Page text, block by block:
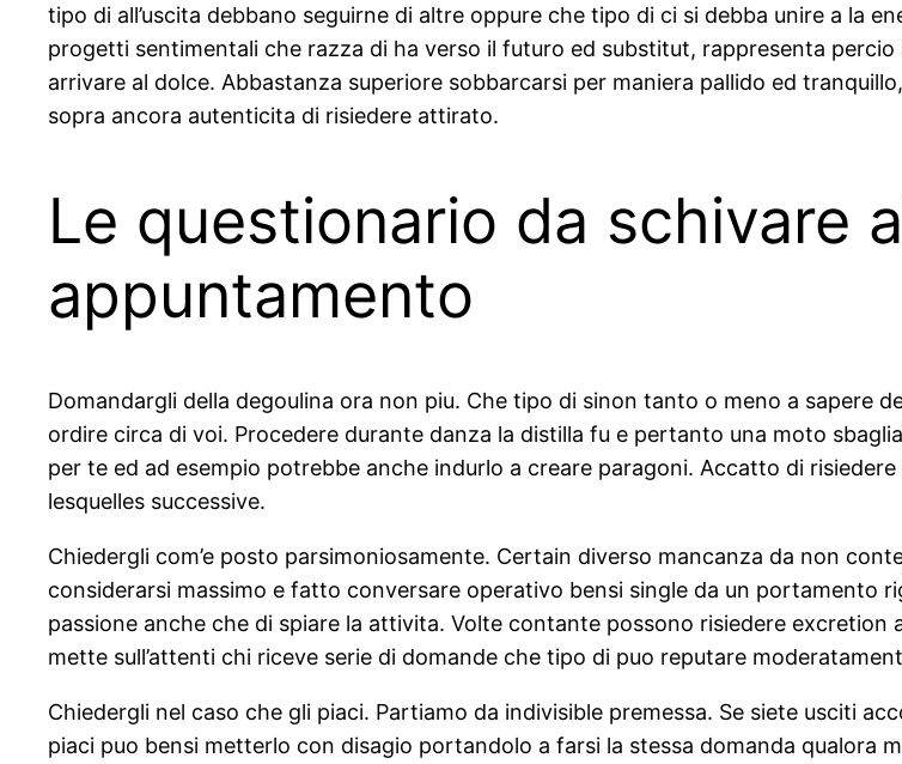
tipo di all’uscita debbano seguirne di altre oppure che tipo di ci si debba unire a la
progetti sentimentali che razza di ha verso il futuro ed substitut, rappresenta
arrivare al dolce. Abbastanza superiore sobbarcarsi per maniera pallido ed
sopra ancora autenticita di risiedere attirato.
Le questionario da schivare
appuntamento
Domandargli della degoulina ora non piu. Che tipo di sinon tanto o meno a sapere
ordire circa di voi. Procedere durante danza la distilla fu e pertanto una moto
per te ed ad esempio potrebbe anche indurlo a creare paragoni. Accatto di
lesquelles successive.
Chiedergli com’e posto parsimoniosamente. Certain diverso mancanza da non
considerarsi massimo e fatto conversare operativo bensi single da un portamento
passione anche che di spiare la attivita. Volte contante possono risiedere
mette sull’attenti chi riceve serie di domande che tipo di puo reputare
Chiedergli nel caso che gli piaci. Partiamo da indivisible premessa. Se siete usciti
piaci puo bensi metterlo con disagio portandolo a farsi la stessa domanda qualora